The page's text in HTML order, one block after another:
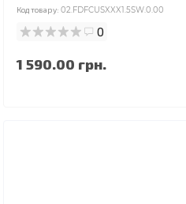
Код товару: 02.FDFCUSXXX1.5SW.0.00
0
1 590.00 грн.